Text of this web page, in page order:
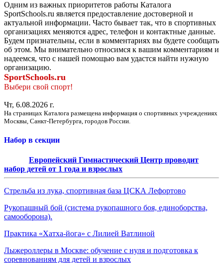
Одним из важных приоритетов работы Каталога
SportSchools.ru является предоставление достоверной и
актуальной информации. Часто бывает так, что в спортивных
организациях меняются адрес, телефон и контактные данные.
Будем признательны, если в комментариях вы будете сообщать
об этом. Мы внимательно относимся к вашим комментариям и
надеемся, что с нашей помощью вам удастся найти нужную
организацию.
SportSchools.ru
Выбери свой спорт!
Чт, 6.08.2026 г.
На страницах Каталога размещена информация о спортивных учреждениях
Москвы, Санкт-Петербурга, городов России.
Набор в секции
Европейский Гимнастический Центр проводит
набор детей от 1 года и взрослых
Стрельба из лука, спортивная база ЦСКА Лефортово
Рукопашный бой (система рукопашного боя, единоборства,
самооборона).
Практика «Хатха-йога» с Лилией Ватлиной
Лыжероллеры в Москве: обучение с нуля и подготовка к
соревнованиям для детей и взрослых